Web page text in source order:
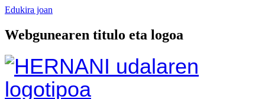
Edukira joan
Webgunearen titulo eta logoa